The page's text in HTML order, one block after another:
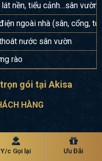
nền, tiểu cảnh…sân vườn
ngoài nhà (sân, cổng,
nước sân vườn
rào
gói tại Akisa
HÀNG
việc giai đoạn thiết kế
Y/c Gọi lại Ưu Đãi